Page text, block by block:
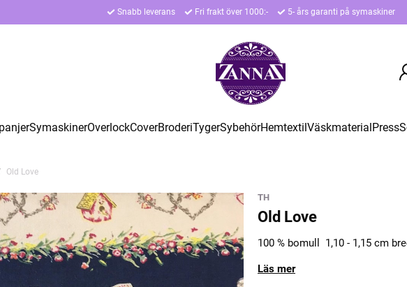
Snabb leverans Fri frakt över 1000:- 5- års garanti på symaskiner
SymaskinerOverlockCoverBroderiTygerSybehörHemtextilVäskmaterialPress
Old Love
TH
Old Love
100 % bomull 1,10 - 1,15 cm
Läs mer